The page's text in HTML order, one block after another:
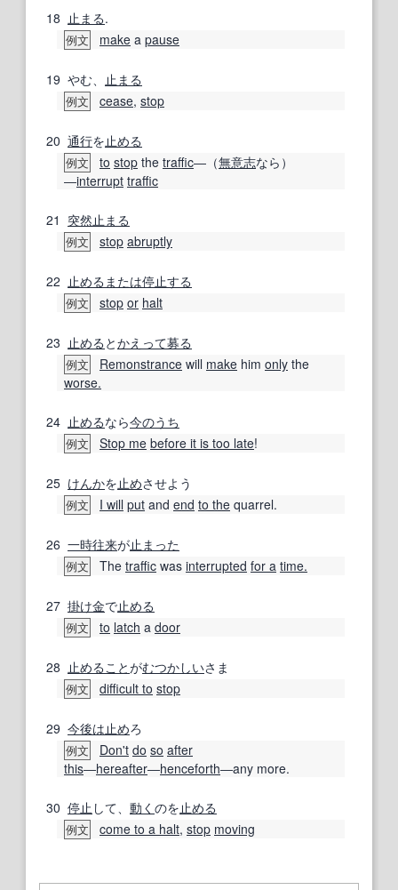
18 止まる.
例文 make a pause
19 やむ、 止まる
例文 cease, stop
20 通行を 止める
例文 to stop the traffic―（無意志なら）
―interrupt traffic
21 突然止まる
例文 stop abruptly
22 止める または停止する
例文 stop or halt
23 止める とかえって募る
例文 Remonstrance will make him only the
worse.
24 止めるなら今のうち
例文 Stop me before it is too late!
25 けんかを 止めさせよう
例文 I will put and end to the quarrel.
26 一時往来が止まった
例文 The traffic was interrupted for a time.
27 掛け金で止める
例文 to latch a door
28 止めることがむつかしいさま
例文 difficult to stop
29 今後は 止めろ
例文 Don't do so after
this―hereafter―henceforth―any more.
30 停止 して、 動く のを 止める
例文 come to a halt, stop moving